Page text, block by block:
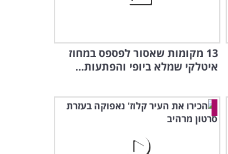
13 מקומות שאסור לפספס במחוז
איטלקי שמלא ביופי והפתעות...